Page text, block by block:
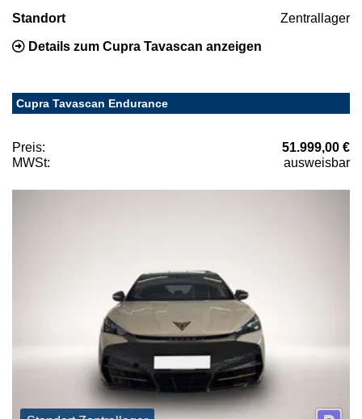
Standort Zentrallager
Details zum Cupra Tavascan anzeigen
Cupra Tavascan Endurance
Preis:
51.999,00 €
MWSt:
ausweisbar